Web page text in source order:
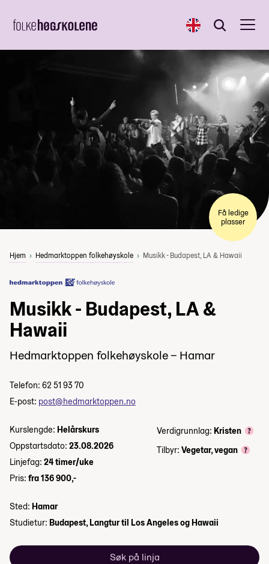
English Søk
Søk
Få ledige
plasser
Hjem Hedmarktoppen folkehøyskole Musikk - Budapest, LA & Hawaii
Musikk - Budapest, LA &
Hawaii
Hedmarktoppen folkehøyskole – Hamar
Telefon: 62 51 93 70
E-post: post@hedmarktoppen.no
Kurslengde: Helårskurs
Oppstartsdato: 23.08.2026
Linjefag: 24 timer/uke
Pris: fra 136 900,-
Verdigrunnlag: Kristen
Tilbyr: Vegetar, vegan
Sted: Hamar
Studietur: Budapest, Langtur til Los Angeles og Hawaii
Søk på linja